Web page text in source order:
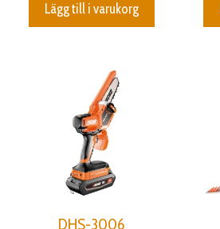
Lägg till i varukorg
DHS-3006